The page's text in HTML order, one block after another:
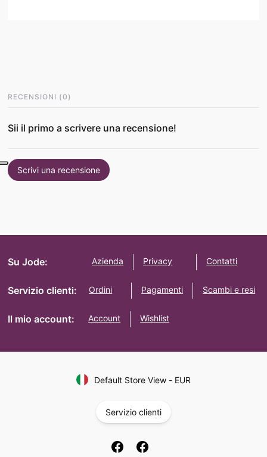
RECENSIONI (0 )
Sii il primo a scrivere una recensione!
Scrivi una recensione
Su Jode: Azienda Privacy Contatti
Servizio clienti: Ordini Pagamenti Scambi e resi
Il mio account: Account Wishlist
Default Store View- EUR
Servizio clienti